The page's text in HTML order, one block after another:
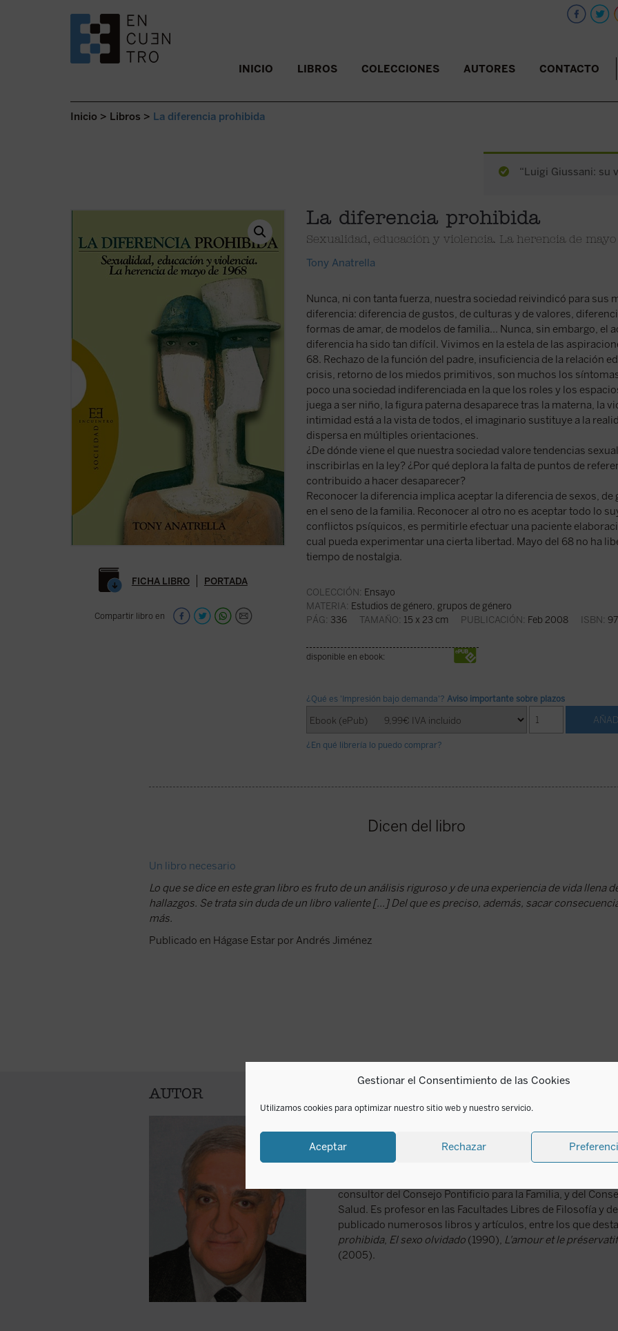
Gestionar el Consentimiento de las Cookies
Utilizamos cookies para optimizar nuestro sitio web y nuestro servicio.
Aceptar Rechazar
SALTAR AL CONTENIDO. INICIO LIBROS COLECCIONES AUTORES CONTACTO
Inicio > Libros > La diferencia prohibida
“Luigi Giussani: su
FICHA LIBRO PORTADA
Compartir libro en
La diferencia prohibida
Sexualidad, educación y violencia. La herencia de
Tony Anatrella
Nunca, ni con tanta fuerza, nuestra sociedad reivindicó para sus
diferencia: diferencia de gustos, de culturas y de valores,
formas de amar, de modelos de familia... Nunca, sin embargo, el
diferencia ha sido tan difícil. Vivimos en la estela de las
68. Rechazo de la función del padre, insuficiencia de la relación
crisis, retorno de los miedos primitivos, son muchos los
poco una sociedad indiferenciada en la que los roles y los
juega a ser niño, la figura paterna desaparece tras la materna, la
intimidad está a la vista de todos, el imaginario sustituye a la
dispersa en múltiples orientaciones.
¿De dónde viene el que nuestra sociedad valore tendencias
inscribirlas en la ley? ¿Por qué deplora la falta de puntos de
contribuido a hacer desaparecer?
Reconocer la diferencia implica aceptar la diferencia de sexos, de
en el seno de la familia. Reconocer al otro no es aceptar todo lo
conflictos psíquicos, es permitirle efectuar una paciente
cual pueda experimentar una cierta libertad. Mayo del 68 no ha
tiempo de nostalgia.
COLECCIÓN: Ensayo
MATERIA: Estudios de género, grupos de género
PÁG: 336 TAMAÑO: 15 x 23 cm PUBLICACIÓN: Feb 2008 ISBN:
disponible en ebook:
¿Qué es 'Impresión bajo demanda'? Aviso importante sobre plazos
¿En qué librería lo puedo comprar?
Dicen del libro
Un libro necesario
Lo que se dice en este gran libro es fruto de un análisis riguroso y de una experiencia de vida llena
hallazgos. Se trata sin duda de un libro valiente [...] Del que es preciso, además, sacar
más.
Publicado en Hágase Estar por Andrés Jiménez
AUTOR
Tony Anatrella (1941) es sacerdote, psicoanalista y
Nombrado en 2000 por Juan Pablo II y confirmado en
consultor del Consejo Pontificio para la Familia, y del
Salud. Es profesor en las Facultades Libres de Filosofía y
publicado numerosos libros y artículos, entre los que
prohibida, El sexo olvidado(1990), L'amour et le préservatif
(2005).